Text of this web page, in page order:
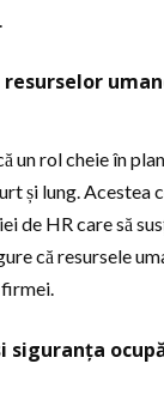
un rol cheie în
și lung. Acestea
de HR care să
că resursele
siguranța